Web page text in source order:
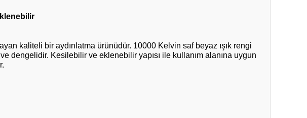
kaliteli bir aydınlatma ürünüdür. 10000 Kelvin saf beyaz ışık rengi
dengelidir. Kesilebilir ve eklenebilir yapısı ile kullanım alanına uygun